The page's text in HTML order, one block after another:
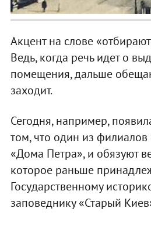
Акцент на слове
Ведь, когда речь идет о
помещения, дальше
заходит.
Сегодня, например,
том, что один из филиалов
«Дома Петра», и обязуют
которое раньше
Государственному
заповеднику «Старый